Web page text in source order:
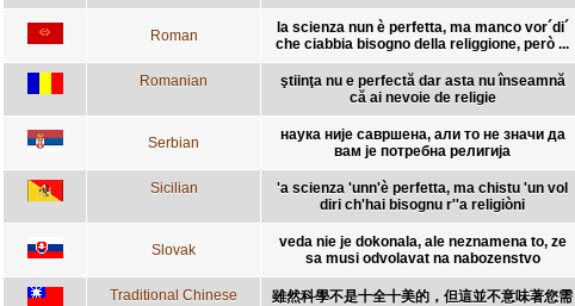
Roman
la scienza nun è perfetta, ma manco vor´di´
che ciabbia bisogno della religgione, però ...
Romanian
ştiinţa nu e perfectă dar asta nu înseamnă
că ai nevoie de religie
Serbian
наука није савршена, али то не значи да
вам је потребна религија
Sicilian
'a scienza 'unn'è perfetta, ma chistu 'un vol
diri ch'hai bisognu r''a religiòni
Slovak
veda nie je dokonala, ale neznamena to, ze
sa musi odvolavat na nabozenstvo
Traditional Chinese
雖然科學不是十全十美的，但這並不意味著您需